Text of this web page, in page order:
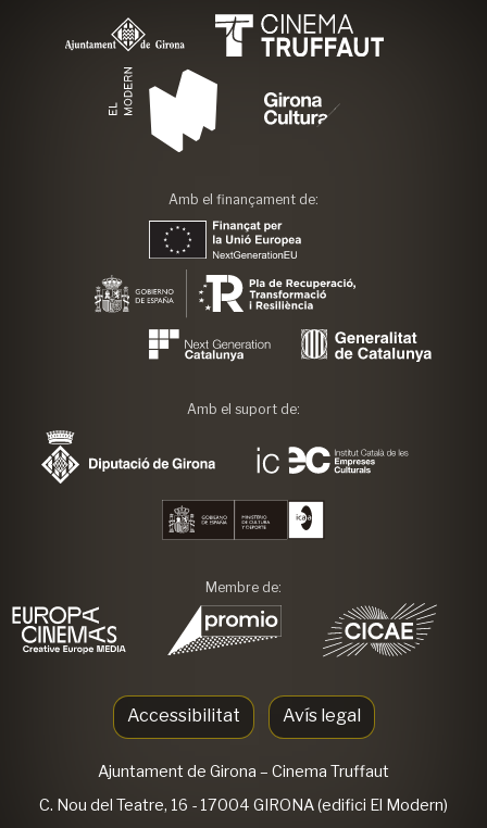
Amb el finançament de:
Amb el suport de:
Membre de:
Accessibilitat Avís legal
Ajuntament de Girona – Cinema Truffaut
C. Nou del Teatre, 16 - 17004 GIRONA (edifici El Modern)